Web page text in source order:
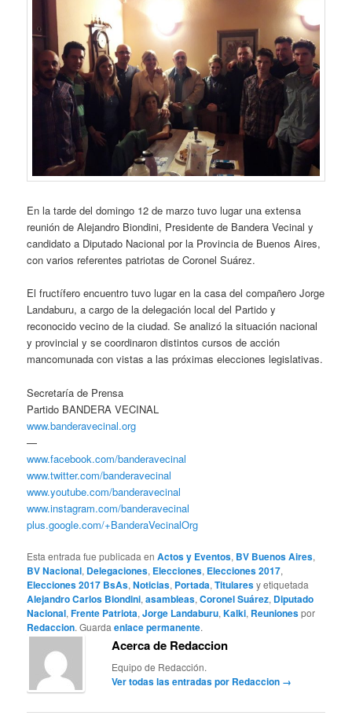
En la tarde del domingo 12 de marzo tuvo lugar una extensa
reunión de Alejandro Biondini, Presidente de Bandera Vecinal y
candidato a Diputado Nacional por la Provincia de Buenos Aires,
con varios referentes patriotas de Coronel Suárez.
El fructífero encuentro tuvo lugar en la casa del compañero Jorge
Landaburu, a cargo de la delegación local del Partido y
reconocido vecino de la ciudad. Se analizó la situación nacional
y provincial y se coordinaron distintos cursos de acción
mancomunada con vistas a las próximas elecciones legislativas.
Secretaría de Prensa
Partido BANDERA VECINAL
www.banderavecinal.org
—
www.facebook.com/banderavecinal
www.twitter.com/banderavecinal
www.youtube.com/banderavecinal
www.instagram.com/banderavecinal
plus.google.com/+BanderaVecinalOrg
Esta entrada fue publicada enActos y Eventos, BV Buenos Aires,
BV Nacional, Delegaciones, Elecciones, Elecciones 2017,
Elecciones 2017 BsAs,Noticias, Portada,Titularesy etiquetada
Alejandro Carlos Biondini,asambleas,Coronel Suárez, Diputado
Nacional,Frente Patriota,Jorge Landaburu,Kalki, Reunionespor
Redaccion. Guardaenlace permanente.
Acerca de Redaccion
Equipo de Redacción.
Ver todas las entradas por Redaccion →